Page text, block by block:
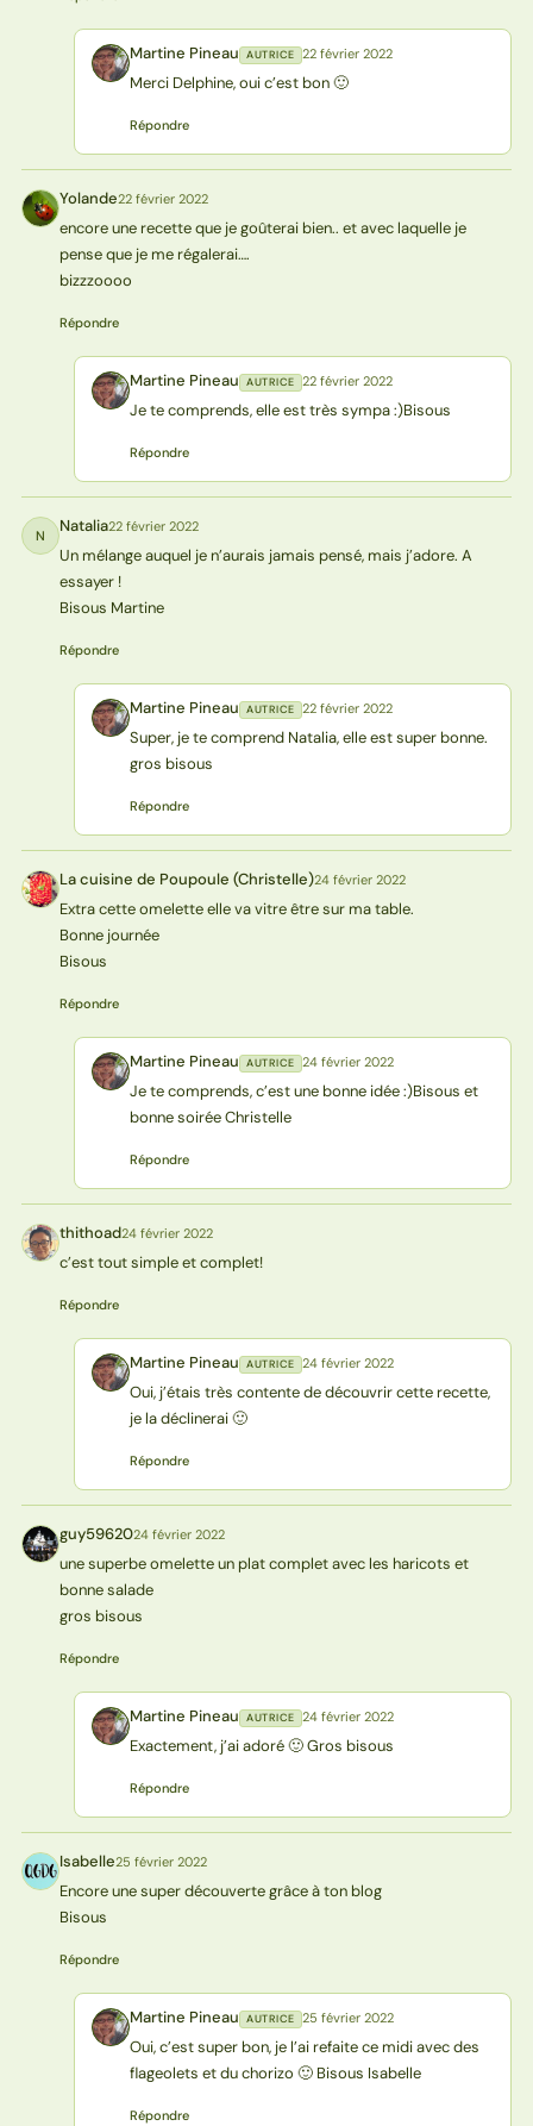
MP Martine Pineau AUTRICE 22 février 2022
Merci Delphine, oui c’est bon 🙂
Répondre
Y Yolande22 février 2022
encore une recette que je goûterai bien.. et avec laquelle je
pense que je me régalerai….
bizzzoooo
Répondre
MP Martine Pineau AUTRICE 22 février 2022
Je te comprends, elle est très sympa :)Bisous
Répondre
N Natalia22 février 2022
Un mélange auquel je n’aurais jamais pensé, mais j’adore. A
essayer !
Bisous Martine
Répondre
MP Martine Pineau AUTRICE 22 février 2022
Super, je te comprend Natalia, elle est super bonne.
gros bisous
Répondre
L( La cuisine de Poupoule (Christelle)24 février 2022
Extra cette omelette elle va vitre être sur ma table.
Bonne journée
Bisous
Répondre
MP Martine Pineau AUTRICE 24 février 2022
Je te comprends, c’est une bonne idée :)Bisous et
bonne soirée Christelle
Répondre
T thithoad24 février 2022
c’est tout simple et complet!
Répondre
MP Martine Pineau AUTRICE 24 février 2022
Oui, j’étais très contente de découvrir cette recette,
je la déclinerai 🙂
Répondre
G guy5962024 février 2022
une superbe omelette un plat complet avec les haricots et
bonne salade
gros bisous
Répondre
MP Martine Pineau AUTRICE 24 février 2022
Exactement, j’ai adoré 🙂 Gros bisous
Répondre
I Isabelle25 février 2022
Encore une super découverte grâce à ton blog
Bisous
Répondre
MP Martine Pineau AUTRICE 25 février 2022
Oui, c’est super bon, je l’ai refaite ce midi avec des
flageolets et du chorizo 🙂 Bisous Isabelle
Répondre